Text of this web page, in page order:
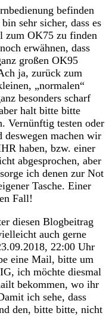
befinden
sehr sicher, dass es
zum OK75 zu finden
erwähnen, dass
großen OK95
ja, zurück zum
„normalen“
besonders scharf
halt bitte bitte
Vernünftig testen oder
deswegen machen wir
haben, bzw. einer
abgesprochen, aber
ich denen zur Not
Tasche. Einer
Fall!
diesen Blogbeitrag
auch gerne
22:00 Uhr
eine Mail, bitte um
ich möchte diesmal
bekommen, wo ihr
ich sehe, dass
den, bitte bitte, nicht